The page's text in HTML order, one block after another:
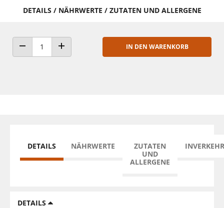
DETAILS / NÄHRWERTE / ZUTATEN UND ALLERGENE
ANZAHL VERRINGERNANZAHL ERHÖHEN
IN DEN WARENKORB
DETAILS NÄHRWERTE
ZUTATEN
UND
ALLERGENE
DETAILS